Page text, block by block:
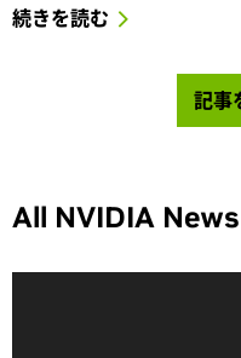
続きを読む
記事
All NVIDIA News